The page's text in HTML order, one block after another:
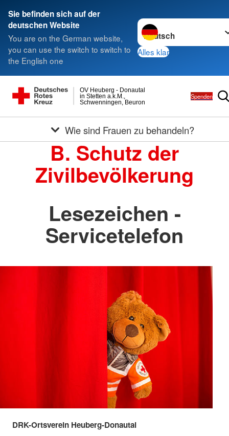
Sie befinden sich auf der
deutschen Website
You are on the German website,
you can use the switch to switch to
the English one
Sprache wechseln zu
Alles klar
Schwenningen, Beuron
in Stetten a.k.M.,
OV Heuberg - Donautal
Spenden
Wie sind Frauen zu behandeln?
B. Schutz der
Zivilbevölkerung
Lesezeichen -
Servicetelefon
DRK-Ortsverein Heuberg-Donautal